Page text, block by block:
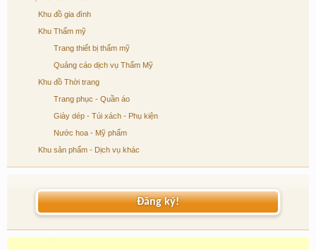
Khu đồ gia đình
Khu Thẩm mỹ
Trang thiết bị thẩm mỹ
Quảng cáo dịch vụ Thẩm Mỹ
Khu đồ Thời trang
Trang phục - Quần áo
Giày dép - Túi xách - Phụ kiện
Nước hoa - Mỹ phẩm
Khu sản phẩm - Dịch vụ khác
Đăng ký!